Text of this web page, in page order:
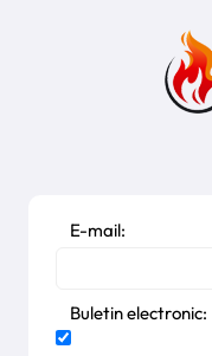
E-mail:
Buletin electronic: